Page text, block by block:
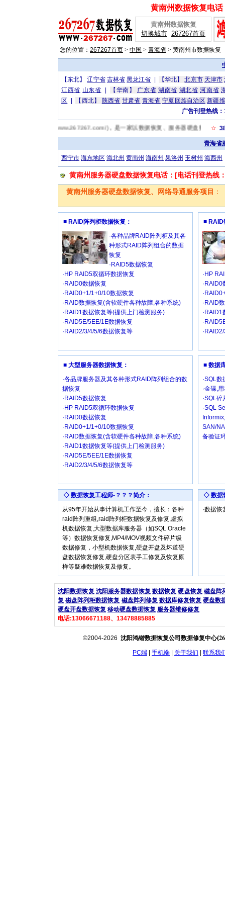
黄南州数据恢复电
黄南州数据恢复
切换城市 267267首页
您的位置： 267267首页 > 中国 > 青海省 > 黄南州市数据恢复
【东北】辽宁省 吉林省 黑龙江省 【华北】北京市 天津市
江西省 山东省 【华南】 广东省 湖南省 湖北省 河南省
区
【西北】 陕西省 甘肃省 青海省 宁夏回族自治区 新疆
广告刊登热线
数据恢复网(http://www.267267.com/)，是一家以数据恢复、服务器硬盘数据恢☆
青海省
西宁市 海东地区 海北州 黄南州 海南州 果洛州 玉树州 海西州
黄南州服务器硬盘数据恢复电话：[电话刊登热线
黄南州服务器硬盘数据恢复、网络导通服务项目 ：
■ RAID阵列柜数据恢复：
·各种品牌RAID阵列柜及其各
种形式RAID阵列组合的数据
恢复
·RAID5数据恢复
·HP RAID5双循环数据恢复
·RAID0数据恢复
·RAID0+1/1+0/10数据恢复
·RAID数据恢复(含软硬件各种故障,各种系统)
·RAID1数据恢复等(提供上门检测服务)
·RAID5E/5EE/1E数据恢复
·RAID2/3/4/5/6数据恢复等
■ RAID
·HP
·RAID0
·RAID
■ 大型服务器数据恢复：
·各品牌服务器及其各种形式RAID阵列组合的数
据恢复
·RAID5数据恢复
·HP RAID5双循环数据恢复
·RAID0数据恢复
·RAID0+1/1+0/10数据恢复
·RAID数据恢复(含软硬件各种故障,各种系统)
·RAID1数据恢复等(提供上门检测服务)
·RAID5E/5EE/1E数据恢复
·RAID2/3/4/5/6数据恢复等
■ 数据
·SQL
·金碟,
·SQL
·SQL
SAN/
备验证
◇ 数据恢复工程师-？？？简介：
从95年开始从事计算机工作至今，擅长：各种
raid阵列重组,raid阵列柜数据恢复及修复,虚拟
机数据恢复,大型数据库服务器（如SQL Oracle
等）数据恢复修复,MP4/MOV视频文件碎片级
数据修复，小型机数据恢复,硬盘开盘及坏道硬
盘数据恢复修复,硬盘分区表手工修复及恢复原
样等疑难数据恢复及修复。
◇ 数据
·数据
沈阳数据恢复 沈阳服务器数据恢复 数据恢复 硬盘恢复 磁盘阵
复 磁盘阵列柜数据恢复 磁盘阵列修复 数据库修复恢复 硬盘数
硬盘开盘数据恢复 移动硬盘数据恢复 服务器维修修复
电话:13066671188、13478885885
©2004-2026 沈阳鸿锴数据恢复公司数据修复中心(
PC端 手机端 关于我们 联系我